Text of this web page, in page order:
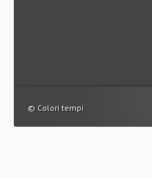
© Colori tempi